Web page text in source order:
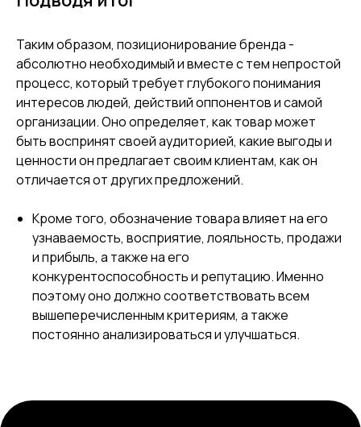
Таким образом, позиционирование бренда -
абсолютно необходимый и вместе с тем непростой
процесс, который требует глубокого понимания
интересов людей, действий оппонентов и самой
организации. Оно определяет, как товар может
быть воспринят своей аудиторией, какие выгоды и
ценности он предлагает своим клиентам, как он
отличается от других предложений.
Кроме того, обозначение товара влияет на его
узнаваемость, восприятие, лояльность, продажи
и прибыль, а также на его
конкурентоспособность и репутацию. Именно
поэтому оно должно соответствовать всем
вышеперечисленным критериям, а также
постоянно анализироваться и улучшаться.